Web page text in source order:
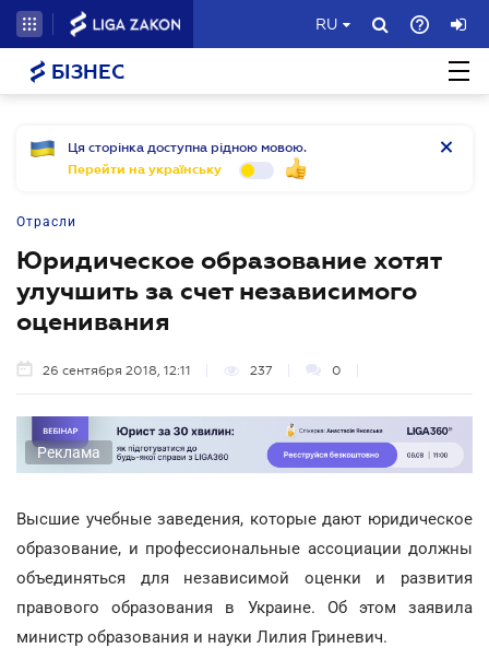
RU
БІЗНЕС
Ця сторінка доступна рідною мовою.
Перейти на українську
Отрасли
Юридическое образование хотят
улучшить за счет независимого
оценивания
26 сентября 2018, 12:11 237 0
Реклама
Высшие учебные заведения, которые дают юридическое
образование, и профессиональные ассоциации должны
объединяться для независимой оценки и развития
правового образования в Украине. Об этом заявила
министр образования и науки Лилия Гриневич.